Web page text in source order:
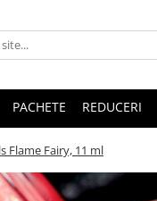
PACHETE REDUCERI
Flame Fairy, 11 ml